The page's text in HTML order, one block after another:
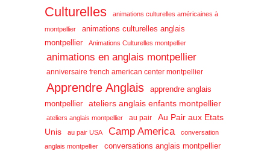
Culturelles
animations culturelles américaines à
montpellier
animations culturelles anglais
montpellier
Animations Culturelles montpellier
animations en anglais montpellier
anniversaire french american center montpellier
Apprendre Anglais
apprendre anglais
montpellier
ateliers anglais enfants montpellier
ateliers anglais montpellier au pair
Au Pair aux Etats
Unis
au pair USA Camp America
conversation
anglais montpellier
conversations anglais montpellier